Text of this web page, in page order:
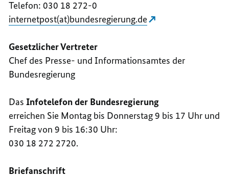
Telefon: 030 18 272-0
internetpost(at)bundesregierung.de
Gesetzlicher Vertreter
Chef des Presse- und Informationsamtes der
Bundesregierung
DasInfotelefonder Bundesregierung
erreichen Sie Montag bis Donnerstag 9 bis 17 Uhr und
Freitag von 9 bis 16:30 Uhr:
030 18 272 2720.
Briefanschrift